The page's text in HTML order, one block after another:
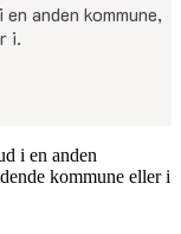
anden kommune,
i.
i en anden
kommune eller i